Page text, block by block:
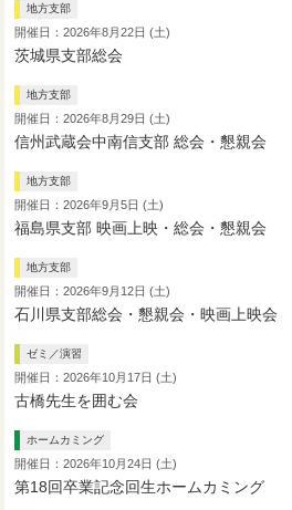
地方支部
開催日：2026年8月22日 (土)
茨城県支部総会
地方支部
開催日：2026年8月29日 (土)
信州武蔵会中南信支部 総会・懇親会
地方支部
開催日：2026年9月5日 (土)
福島県支部 映画上映・総会・懇親会
地方支部
開催日：2026年9月12日 (土)
石川県支部総会・懇親会・映画上映会
ゼミ／演習
開催日：2026年10月17日 (土)
古橋先生を囲む会
ホームカミング
開催日：2026年10月24日 (土)
第18回卒業記念回生ホームカミング